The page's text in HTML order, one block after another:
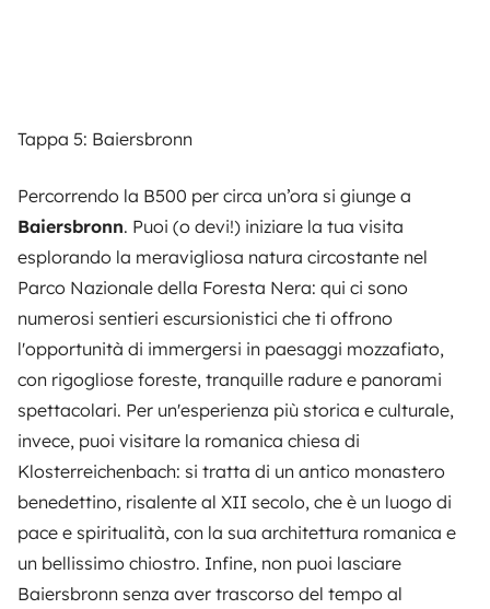
Tappa 5: Baiersbronn
Percorrendo la B500 per circa un’ora si giunge a
Baiersbronn. Puoi (o devi!) iniziare la tua visita
esplorando la meravigliosa natura circostante nel
Parco Nazionale della Foresta Nera: qui ci sono
numerosi sentieri escursionistici che ti offrono
l'opportunità di immergersi in paesaggi mozzafiato,
con rigogliose foreste, tranquille radure e panorami
spettacolari. Per un'esperienza più storica e culturale,
invece, puoi visitare la romanica chiesa di
Klosterreichenbach: si tratta di un antico monastero
benedettino, risalente al XII secolo, che è un luogo di
pace e spiritualità, con la sua architettura romanica e
un bellissimo chiostro. Infine, non puoi lasciare
Baiersbronn senza aver trascorso del tempo al